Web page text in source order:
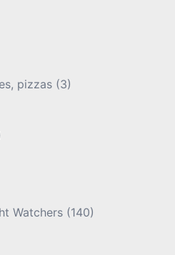
pizzas (3)
Watchers (140)